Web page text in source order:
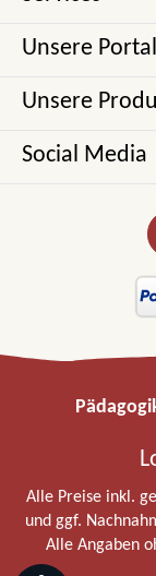
Unsere
Unsere
Social Media
Alle Preise inkl.
und ggf.
Alle Angaben